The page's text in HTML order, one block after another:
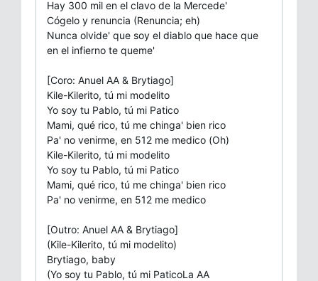
Hay 300 mil en el clavo de la Mercede'
Cógelo y renuncia (Renuncia; eh)
Nunca olvide' que soy el diablo que hace que
en el infierno te queme'
[Coro: Anuel AA & Brytiago]
Kile-Kilerito, tú mi modelito
Yo soy tu Pablo, tú mi Patico
Mami, qué rico, tú me chinga' bien rico
Pa' no venirme, en 512 me medico (Oh)
Kile-Kilerito, tú mi modelito
Yo soy tu Pablo, tú mi Patico
Mami, qué rico, tú me chinga' bien rico
Pa' no venirme, en 512 me medico
[Outro: Anuel AA & Brytiago]
(Kile-Kilerito, tú mi modelito)
Brytiago, baby
(Yo soy tu Pablo, tú mi PaticoLa AA